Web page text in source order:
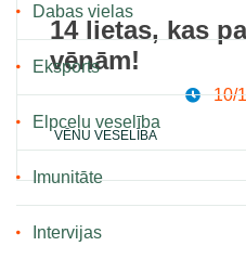
14 lietas, kas
vēnām!
10/
VĒNU VESELĪBA
Dabas vielas
Eksports
Elpceļu veselība
Imunitāte
Intervijas